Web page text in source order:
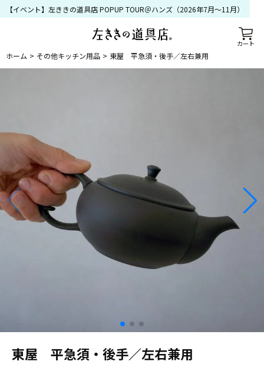
カート
【イベント】左ききの道具店 POPUP TOUR＠ハンズ（2026年7月〜11月）
ホーム その他キッチン用品 東屋 平急須・後手／左右兼用
東屋 平急須・後手／左右兼用